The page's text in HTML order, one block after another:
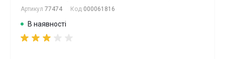
Артикул 77474 Код 000061816
В наявності